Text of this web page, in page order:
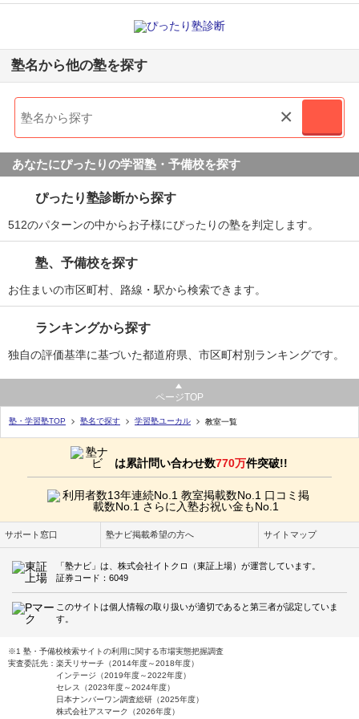
塾名から他の塾を探す
×
あなたにぴったりの学習塾・予備校を探す
ぴったり塾診断から探す
512のパターンの中からお子様にぴったりの塾を判定します。
塾、予備校を探す
お住まいの市区町村、路線・駅から検索できます。
ランキングから探す
独自の評価基準に基づいた都道府県、市区町村別ランキングです。
ページTOP
塾・学習塾TOP 塾名で探す 学習塾ユーカル 教室一覧
は累計問い合わせ数770万件突破!!
サポート窓口 塾ナビ掲載希望の方へ サイトマップ
「塾ナビ」は、株式会社イトクロ（東証上場）が運営しています。
証券コード：6049
このサイトは個人情報の取り扱いが適切であると第三者が認定していま
す。
※1 塾・予備校検索サイトの利用に関する市場実態把握調査
実査委託先：楽天リサーチ（2014年度～2018年度）
インテージ（2019年度～2022年度）
セレス（2023年度～2024年度）
日本ナンバーワン調査総研（2025年度）
株式会社アスマーク（2026年度）